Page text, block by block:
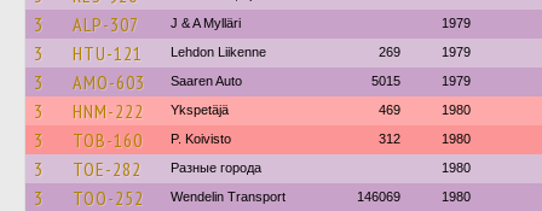
3 ALP-307 J & A Mylläri 1979
3 HTU-121 Lehdon Liikenne 269 1979
3 AMO-603 Saaren Auto 5015 1979
3 HNM-222 Ykspetäjä 469 1980
3 TOB-160 P. Koivisto 312 1980
3 TOE-282 Разные города 1980
3 TOO-252 Wendelin Transport 146069 1980